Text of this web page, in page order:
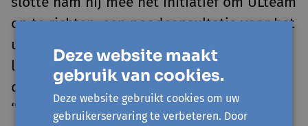
op te richten, een noodconsultatie voor het
uitklaren van complexe situaties bij het
levenseinde. Al deze initiatieven maken
deel uit van W.E.M.M.E.L., expertisecentrum
‘Waardig Levenseinde’ te Wemmel.
Deze website maakt
gebruik van cookies.
Deze website gebruikt cookies om uw
gebruikerservaring te verbeteren. Door